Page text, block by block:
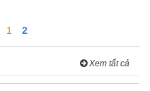
1 2
Xem tất cả